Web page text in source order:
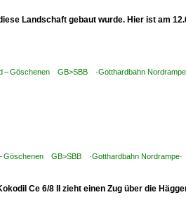
Landschaft gebaut wurde. Hier ist am
Göschenen GB>SBB ·Gotthardbahn
Göschenen GB>SBB ·Gotthardbahn Nordrampe·
Ce 6/8 II zieht einen Zug über die